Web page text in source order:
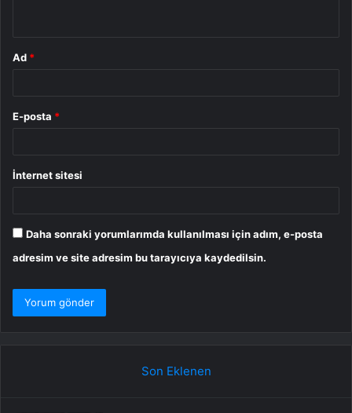
Ad *
E-posta *
İnternet sitesi
Daha sonraki yorumlarımda kullanılması için adım, e-posta
adresim ve site adresim bu tarayıcıya kaydedilsin.
Son Eklenen